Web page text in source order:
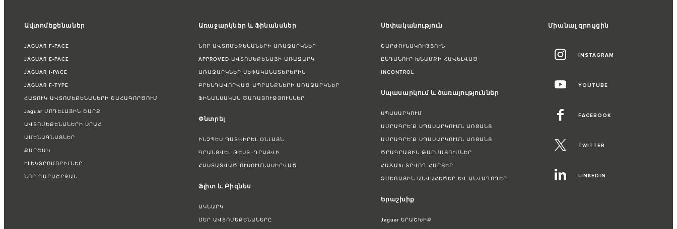
Ավտոմեքենաներ
JAGUAR F-PACE
JAGUAR E-PACE
JAGUAR I-PACE
JAGUAR F-TYPE
ՀԱՏՈՒԿ ԱՎՏՈՄԵՔԵՆԱՆԵՐԻ ՇԱՀԱԳՈՐԾՈՒՄ
Jaguar ՄՈԴԵԼԱՅԻՆ ՇԱՐՔ
ԱՎՏՈՄԵՔԵՆԱՆԵՐԻ ՍՐԱՀ
ԱՄԵՆԱԳՆԱՑՆԵՐ
ՔԱՐՇԱԿ
ԷԼԵԿՏՐՈՄՈԲԻԼՆԵՐ
ՆՈՐ ԴԱՐԱՇՐՋԱՆ
Առաջարկներ և Ֆինանսներ
ՆՈՐ ԱՎՏՈՄԵՔԵՆԱՆԵՐԻ ԱՌԱՋԱՐԿՆԵՐ
APPROVED ԱՎՏՈՄԵՔԵՆԱՅԻ ԱՌԱՋԱՐԿ
ԱՌԱՋԱՐԿՆԵՐ ՍԵՓԱԿԱՆԱՏԵՐԵՐԻՆ
ԲՐԵՆԴԱՎՈՐՎԱԾ ԱՊՐԱՆՔՆԵՐԻ ԱՌԱՋԱՐԿՆԵՐ
ՖԻՆԱՆՍԱԿԱՆ ԾԱՌԱՅՈՒԹՅՈՒՆՆԵՐ
Փնտրել
ԻՆՉՊԵՍ ՊԱՏՎԻՐԵԼ ՕՆԼԱՅՆ
ԳՐԱՆՑՎԵԼ ԹԵՍՏ–ԴՐԱՅՎԻ
ՀԱՍՏԱՏՎԱԾ ՈՒՍՈՒՄՆԱՍԻՐՎԱԾ
Ֆլիտ և Բիզնես
ԱԿՆԱՐԿ
ՄԵՐ ԱՎՏՈՄԵՔԵՆԱՆԵՐԸ
Սեփականություն
ՇԱՐԺՈՒՆԱԿՈՒԹՅՈՒՆ
ԸՆԴԱՆՈՒՐ ԽՆԱՄՔԻ ՀԱՎԵԼՎԱԾ
INCONTROL
Սպասարկում և ծառայություններ
ՍՊԱՍԱՐԿՈՒՄ
ԱՄՐԱԳՐԵ՛Ք ՍՊԱՍԱՐԿՈՒՄՆ ԱՌՑԱՆՑ
ԱՄՐԱԳՐԵ՛Ք ՍՊԱՍԱՐԿՈՒՄՆ ԱՌՑԱՆՑ
ԾՐԱԳՐԱՅԻՆ ԹԱՐՄԱՑՈՒՄՆԵՐ
ՀԱՃԱԽ ՏՐՎՈՂ ՀԱՐՑԵՐ
ՁՄԵՌԱՅԻՆ ԱՆՎԱՀԵԾԵՐ ԵՎ ԱՆՎԱԴՈՂԵՐ
Երաշխիք
Jaguar ԵՐԱՇԽԻՔ
Միանալ զրույցին
INSTAGRAM
YOUTUBE
FACEBOOK
TWITTER
LINKEDIN